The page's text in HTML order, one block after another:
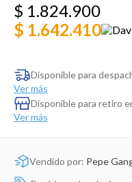
$ 1.824.900
$ 1.642.410
Disponible para
Ver más
Disponible para retiro
Ver más
Vendido por: Pepe